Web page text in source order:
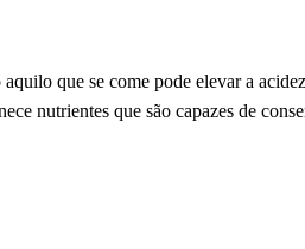
que se come pode elevar a
nutrientes que são capazes de